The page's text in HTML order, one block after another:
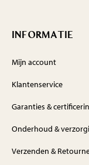
INFORMATIE
Mijn account
Klantenservice
Garanties &
Onderhoud &
Verzenden &